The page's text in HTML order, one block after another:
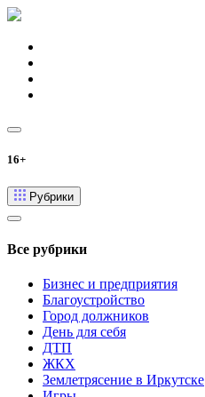
16+
Рубрики
Все рубрики
Бизнес и предприятия
Благоустройство
Город должников
День для себя
ДТП
ЖКХ
Землетрясение в Иркутске